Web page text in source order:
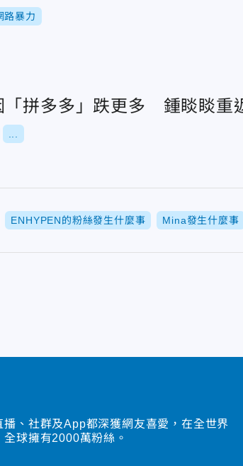
路暴力
「拼多多」跌更多 鍾睒睒重
ENHYPEN的粉絲發生什麼事 Mina發生什麼事
、社群及App都深獲網友喜愛，在全世界
球擁有2000萬粉絲。